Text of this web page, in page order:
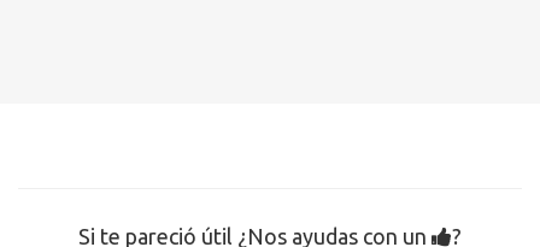
Si te pareció útil ¿Nos ayudas con un ?